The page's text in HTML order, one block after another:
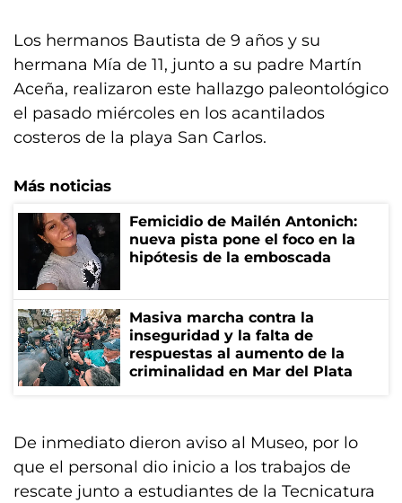
Los hermanos Bautista de 9 años y su
hermana Mía de 11, junto a su padre Martín
Aceña, realizaron este hallazgo paleontológico
el pasado miércoles en los acantilados
costeros de la playa San Carlos.
Más noticias
Femicidio de Mailén Antonich:
nueva pista pone el foco en la
hipótesis de la emboscada
Masiva marcha contra la
inseguridad y la falta de
respuestas al aumento de la
criminalidad en Mar del Plata
De inmediato dieron aviso al Museo, por lo
que el personal dio inicio a los trabajos de
rescate junto a estudiantes de la Tecnicatura